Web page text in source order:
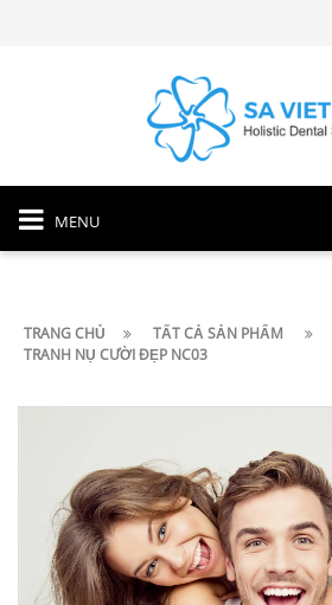
MENU
TRANG CHỦ
TẤT CẢ SẢN PHẨM
TRANH NỤ CƯỜI ĐẸP NC03